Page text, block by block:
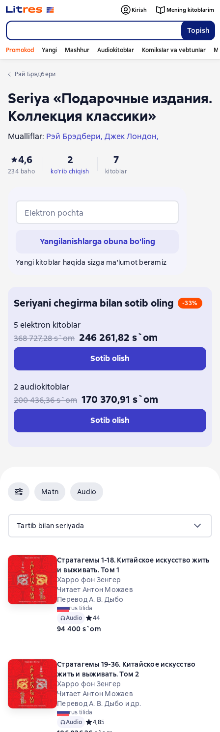
Topish
Kirish Mening kitoblarim
Promokod Yangi Mashhur Audiokitoblar Komikslar va vebtunlar
Рэй Брэдбери
Seriya «Подарочные издания.
Коллекция классики»
Mualliflar: Рэй Брэдбери Джек Лондон
4,6
234 baho
2
ko'rib chiqish
7
kitoblar
Elektron pochta
Yangilanishlarga obuna bo'ling
Yangi kitoblar haqida sizga ma'lumot beramiz
Seriyani chegirma bilan sotib oling -33%
5 elektron kitoblar
368 727,28 s`om 246 261,82 s`om
Sotib olish
2 audiokitoblar
200 436,36 s`om 170 370,91 s`om
Sotib olish
Matn Audio
Tartib bilan seriyada
Стратагемы 1-18. Китайское искусство жить
и выживать. Том 1
Харро фон Зенгер
Читает Антон Можаев
Перевод А. В. Дыбо
rus tilida
Audio Средний рейтинг 4 на основе 4 оценок
44
94 400 s`om
Стратагемы 19-36. Китайское искусство
жить и выживать. Том 2
Харро фон Зенгер
Читает Антон Можаев
Перевод А. В. Дыбо и др.
rus tilida
Audio Средний рейтинг 4,8 на основе 5 оценок
4,85